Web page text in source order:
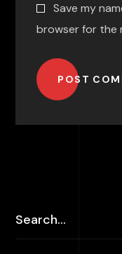
Save my
browser for the
POST